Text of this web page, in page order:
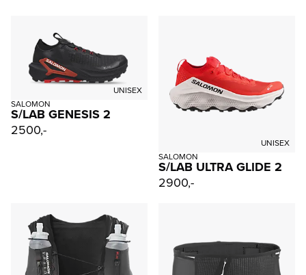
UNISEX
SALOMON
S/LAB GENESIS 2
2500,-
UNISEX
SALOMON
S/LAB ULTRA GLIDE 2
2900,-